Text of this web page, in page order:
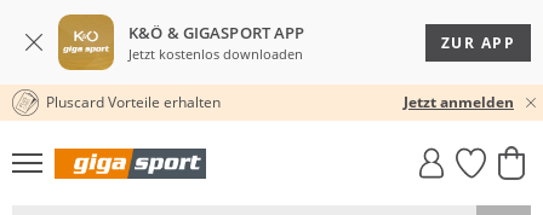
K&Ö & GIGASPORT APP
Jetzt kostenlos downloaden
ZUR APP
30 TAGE RÜCKGABERECHT
Pluscard Vorteile erhalten Jetzt anmelden
GIGASTYLE
FAHRRAD­
MUST-HAVE